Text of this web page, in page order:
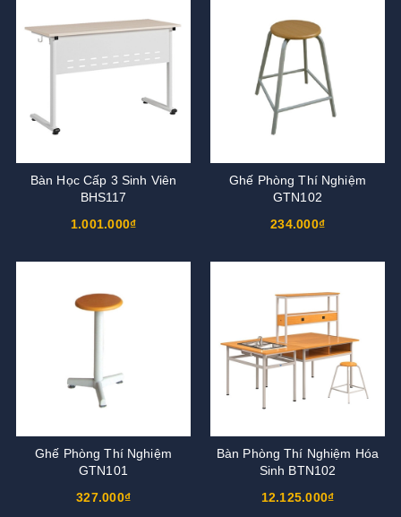
Bàn Học Cấp 3 Sinh Viên
BHS117
1.001.000₫
Ghế Phòng Thí Nghiệm
GTN102
234.000₫
Ghế Phòng Thí Nghiệm
GTN101
327.000₫
Bàn Phòng Thí Nghiệm Hóa
Sinh BTN102
12.125.000₫